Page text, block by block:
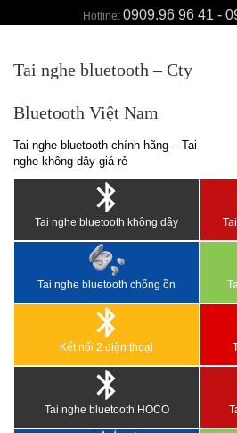
Hotline: 0909.96 96 41 -
Tai nghe bluetooth – Cty
Bluetooth Việt Nam
Tai nghe bluetooth chính hãng – Tai
nghe không dây giá rẻ
Tai nghe bluetooth không dây
Tai nghe bluetooth chống ồn
Kết nối 2 điện thoại
Tai nghe bluetooth HOCO